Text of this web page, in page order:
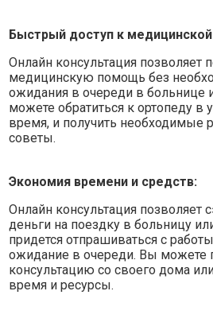
Быстрый доступ к
Онлайн консультация позволяет
медицинскую помощь без
ожидания в очереди в больнице
можете обратиться к ортопеду в
время, и получить необходимые
советы.
Экономия времени и средств:
Онлайн консультация позволяет
деньги на поездку в больницу
придется отпрашиваться с
ожидание в очереди. Вы можете
консультацию со своего дома
время и ресурсы.